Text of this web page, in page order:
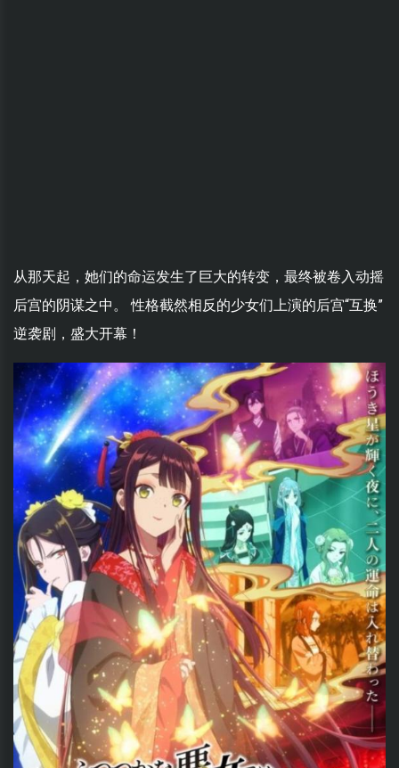
从那天起，她们的命运发生了巨大的转变，最终被卷入动摇
后宫的阴谋之中。 性格截然相反的少女们上演的后宫“互换”
逆袭剧，盛大开幕！